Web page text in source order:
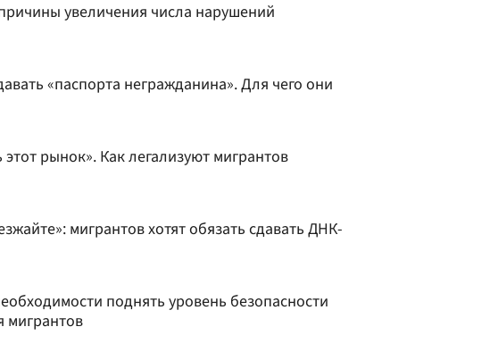
увеличения числа нарушений
«паспорта негражданина». Для чего они
рынок». Как легализуют мигрантов
мигрантов хотят обязать сдавать ДНК-
поднять уровень безопасности
мигрантов